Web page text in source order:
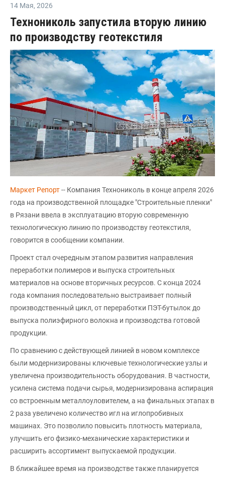
14 Мая, 2026
Технониколь запустила вторую линию
по производству геотекстиля
Маркет Репорт-- Компания Технониколь в конце апреля 2026
года на производственной площадке "Строительные пленки"
в Рязани ввела в эксплуатацию вторую современную
технологическую линию по производству геотекстиля,
говорится в сообщении компании.
Проект стал очередным этапом развития направления
переработки полимеров и выпуска строительных
материалов на основе вторичных ресурсов. С конца 2024
года компания последовательно выстраивает полный
производственный цикл, от переработки ПЭТ-бутылок до
выпуска полиэфирного волокна и производства готовой
продукции.
По сравнению с действующей линией в новом комплексе
были модернизированы ключевые технологические узлы и
увеличена производительность оборудования. В частности,
усилена система подачи сырья, модернизирована аспирация
со встроенным металлоуловителем, а на финальных этапах в
2 раза увеличено количество игл на иглопробивных
машинах. Это позволило повысить плотность материала,
улучшить его физико-механические характеристики и
расширить ассортимент выпускаемой продукции.
В ближайшее время на производстве также планируется